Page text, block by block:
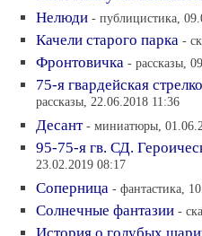
Нелюди - публицистика,
Качели старого парка -
Фронтовичка - рассказы,
75-я гвардейская
рассказы, 22.06.2018 11:36
Десант - миниатюры,
95-75-я гв. СД.
23.02.2019 08:17
Соперница - фантастика,
Солнечные фантазии -